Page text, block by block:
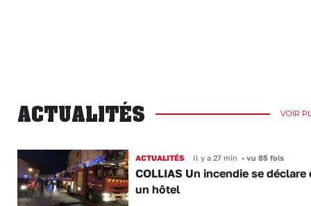
ACTUALITÉS VOIR
ACTUALITÉS Il y a 27 min •vu 85 fois
COLLIAS Un incendie se déclare
un hôtel